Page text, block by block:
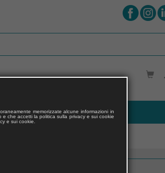
memorizzate alcune informazioni in
che accetti la politica sulla privacy e sui cookie
e sui cookie.